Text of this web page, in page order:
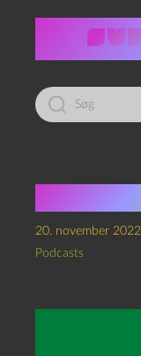
Led
efter:
20. november 2022
Podcasts